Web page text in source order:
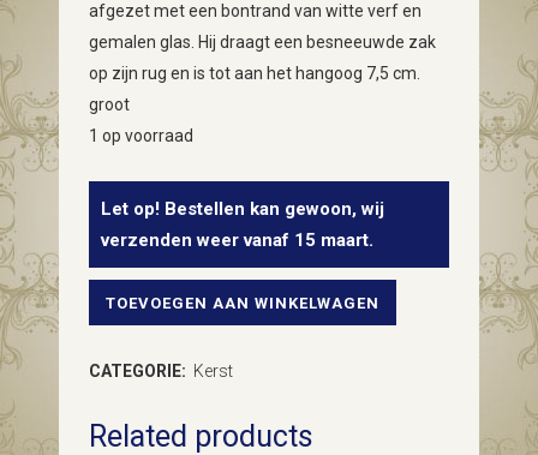
afgezet met een bontrand van witte verf en
gemalen glas. Hij draagt een besneeuwde zak
op zijn rug en is tot aan het hangoog 7,5 cm.
groot
1 op voorraad
Let op! Bestellen kan gewoon, wij
verzenden weer vanaf 15 maart.
Oude
uit
TOEVOEGEN AAN WINKELWAGEN
CATEGORIE: Kerst
Related products